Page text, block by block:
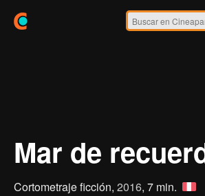
Mar de
Cortometraje ficción, 2016, 7 min.